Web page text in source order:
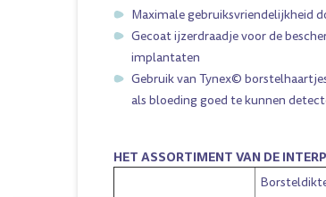
Maximale gebruiksvriendelijkheid
Gecoat ijzerdraadje voor de
implantaten
Gebruik van Tynex©
als bloeding goed te kunnen
HET ASSORTIMENT VAN DE